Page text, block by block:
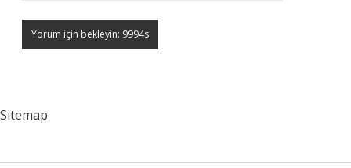
Sitemap